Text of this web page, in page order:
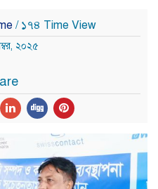
/ ১৭৪ Time View
২০২৫